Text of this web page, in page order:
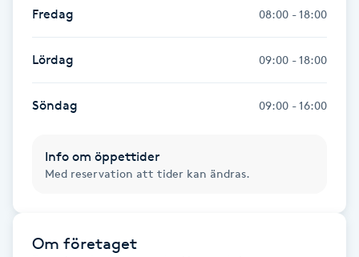
Kroppspeeling
Fredag 08:00 - 18:00
Lördag 09:00 - 18:00
Söndag 09:00 - 16:00
Info om öppettider
Med reservation att tider kan ändras.
Om företaget